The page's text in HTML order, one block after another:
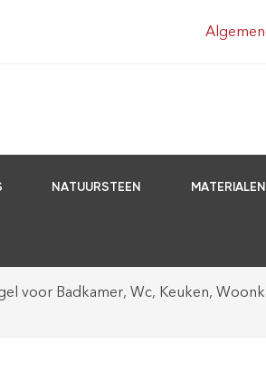
NATUURSTEEN MATERIALEN
voor Badkamer, Wc, Keuken,